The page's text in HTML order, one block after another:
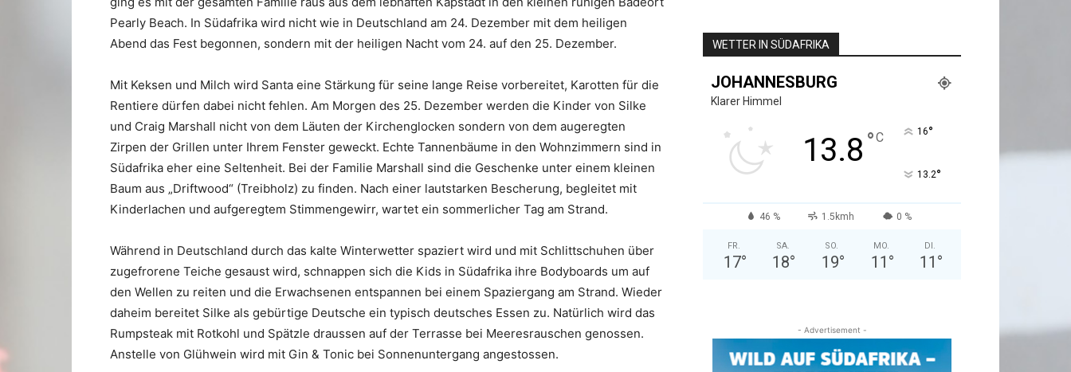
Pearly Beach. In Südafrika wird nicht wie in Deutschland am 24. Dezember mit dem heiligen
Abend das Fest begonnen, sondern mit der heiligen Nacht vom 24. auf den 25. Dezember.
Mit Keksen und Milch wird Santa eine Stärkung für seine lange Reise vorbereitet, Karotten für die
Rentiere dürfen dabei nicht fehlen. Am Morgen des 25. Dezember werden die Kinder von Silke
und Craig Marshall nicht von dem Läuten der Kirchenglocken sondern von dem augeregten
Zirpen der Grillen unter Ihrem Fenster geweckt. Echte Tannenbäume in den Wohnzimmern sind in
Südafrika eher eine Seltenheit. Bei der Familie Marshall sind die Geschenke unter einem kleinen
Baum aus „Driftwood“ (Treibholz) zu finden. Nach einer lautstarken Bescherung, begleitet mit
Kinderlachen und aufgeregtem Stimmengewirr, wartet ein sommerlicher Tag am Strand.
Während in Deutschland durch das kalte Winterwetter spaziert wird und mit Schlittschuhen über
zugefrorene Teiche gesaust wird, schnappen sich die Kids in Südafrika ihre Bodyboards um auf
den Wellen zu reiten und die Erwachsenen entspannen bei einem Spaziergang am Strand. Wieder
daheim bereitet Silke als gebürtige Deutsche ein typisch deutsches Essen zu. Natürlich wird das
Rumpsteak mit Rotkohl und Spätzle draussen auf der Terrasse bei Meeresrauschen genossen.
Anstelle von Glühwein wird mit Gin & Tonic bei Sonnenuntergang angestossen.
WETTER IN SÜDAFRIKA
JOHANNESBURG
Klarer Himmel
13.8 °C 16°
13.2°
46 % 1.5kmh 0 %
FR.
17°
SA.
18°
SO.
19°
MO.
11 °
DI.
11 °
- Advertisement -